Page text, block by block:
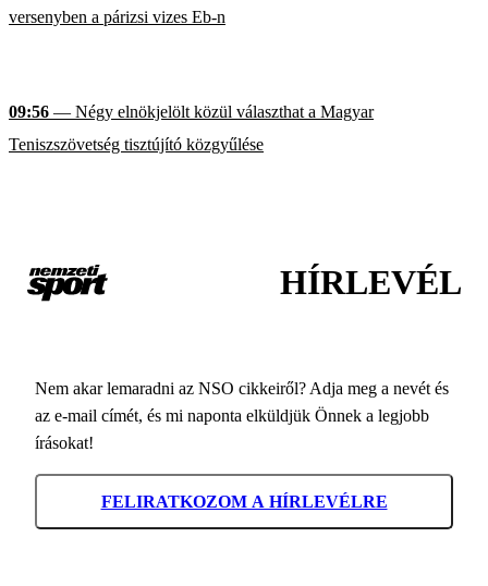
versenyben a párizsi vizes Eb-n
09:56 — Négy elnökjelölt közül választhat a Magyar
Teniszszövetség tisztújító közgyűlése
HÍRLEVÉL
Nem akar lemaradni az NSO cikkeiről? Adja meg a nevét és
az e-mail címét, és mi naponta elküldjük Önnek a legjobb
írásokat!
FELIRATKOZOM A HÍRLEVÉLRE